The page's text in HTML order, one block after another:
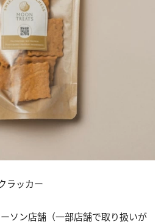
ラッカー
ソン店舗（一部店舗で取り扱いが